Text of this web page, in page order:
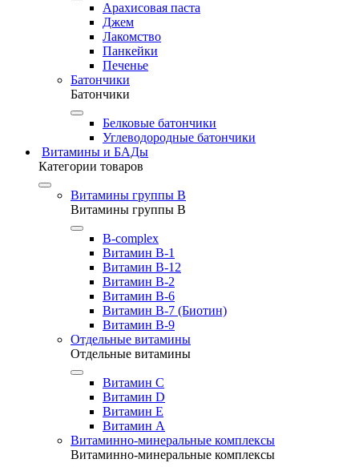
Арахисовая паста
Джем
Лакомство
Панкейки
Печенье
Батончики
Батончики
Белковые батончики
Углеводородные батончики
Витамины и БАДы
Категории товаров
Витамины группы B
Витамины группы B
B-complex
Витамин B-1
Витамин B-12
Витамин B-2
Витамин B-6
Витамин B-7 (Биотин)
Витамин B-9
Отдельные витамины
Отдельные витамины
Витамин C
Витамин D
Витамин E
Витамин А
Витаминно-минеральные комплексы
Витаминно-минеральные комплексы